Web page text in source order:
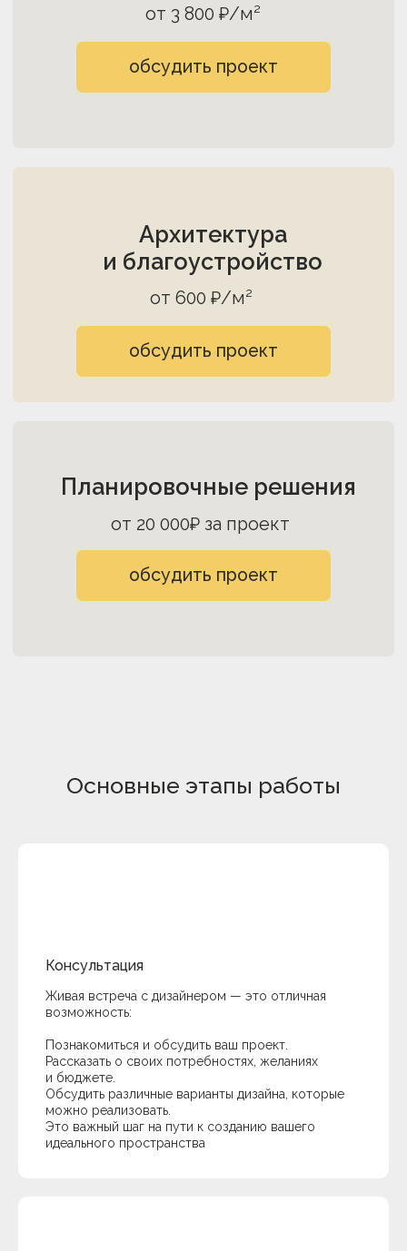
Основные этапы работы
Консультация
Живая встреча с дизайнером — это отличная
возможность:
Познакомиться и обсудить ваш проект.
Рассказать о своих потребностях, желаниях
и бюджете.
Обсудить различные варианты дизайна, которые
можно реализовать.
Это важный шаг на пути к созданию вашего
идеального пространства